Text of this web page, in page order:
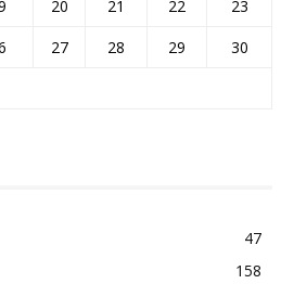
20 21 22
23
27 28 29
30
47
158